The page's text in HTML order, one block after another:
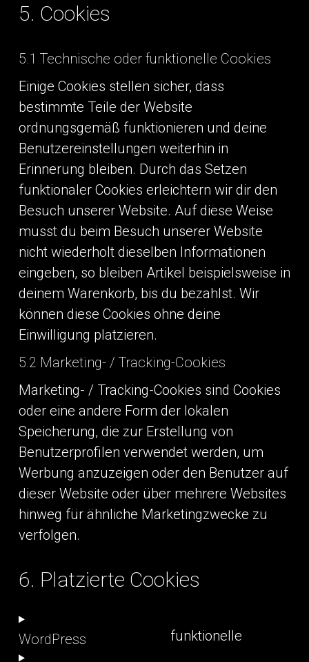
5. Cookies
5.1 Technische oder funktionelle Cookies
Einige Cookies stellen sicher, dass
bestimmte Teile der Website
ordnungsgemäß funktionieren und deine
Benutzereinstellungen weiterhin in
Erinnerung bleiben. Durch das Setzen
funktionaler Cookies erleichtern wir dir den
Besuch unserer Website. Auf diese Weise
musst du beim Besuch unserer Website
nicht wiederholt dieselben Informationen
eingeben, so bleiben Artikel beispielsweise in
deinem Warenkorb, bis du bezahlst. Wir
können diese Cookies ohne deine
Einwilligung platzieren.
5.2 Marketing- / Tracking-Cookies
Marketing- / Tracking-Cookies sind Cookies
oder eine andere Form der lokalen
Speicherung, die zur Erstellung von
Benutzerprofilen verwendet werden, um
Werbung anzuzeigen oder den Benutzer auf
dieser Website oder über mehrere Websites
hinweg für ähnliche Marketingzwecke zu
verfolgen.
6. Platzierte Cookies
WordPress funktionelle